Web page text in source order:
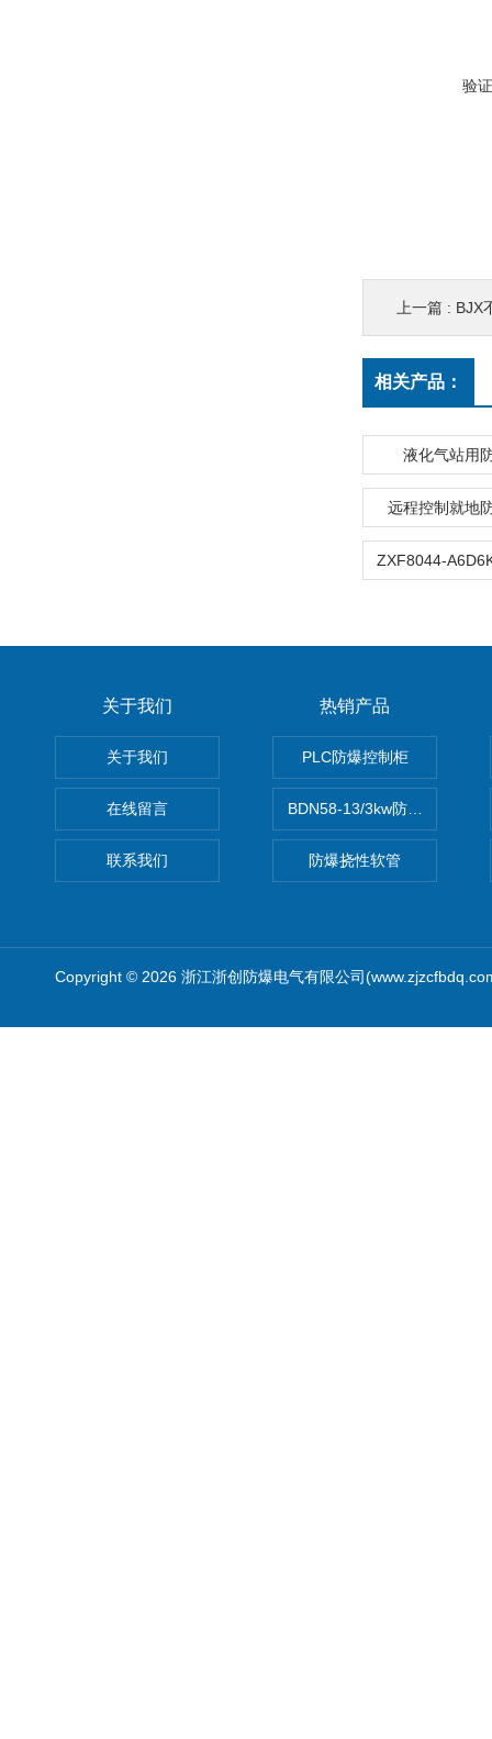
验
上一篇 : BJX
相关产品：
液化气站用
远程控制就地
关于我们
关于我们
在线留言
联系我们
热销产品
PLC防爆控制柜
BDN58-13/3kw防爆电热油汀
防爆挠性软管
Copyright © 2026 浙江浙创防爆电气有限公司